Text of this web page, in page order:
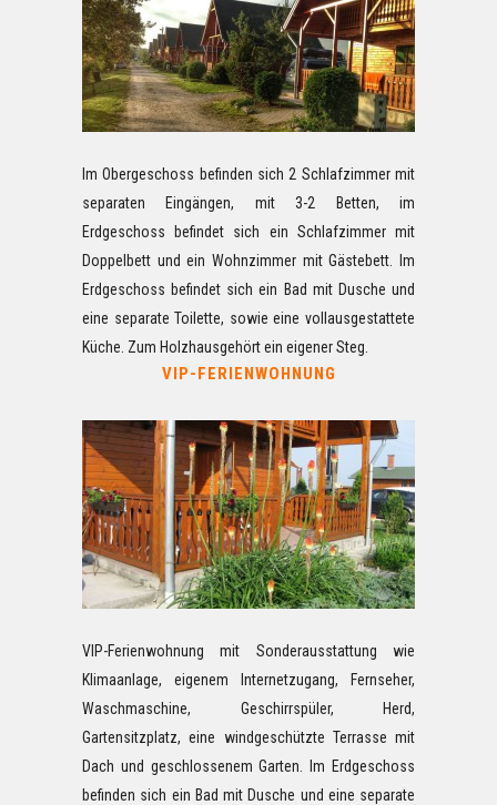
Im Obergeschoss befinden sich 2 Schlafzimmer mit
separaten Eingängen, mit 3-2 Betten, im
Erdgeschoss befindet sich ein Schlafzimmer mit
Doppelbett und ein Wohnzimmer mit Gästebett. Im
Erdgeschoss befindet sich ein Bad mit Dusche und
eine separate Toilette, sowie eine vollausgestattete
Küche. Zum Holzhausgehört ein eigener Steg.
VIP-FERIENWOHNUNG
VIP-Ferienwohnung mit Sonderausstattung wie
Klimaanlage, eigenem Internetzugang, Fernseher,
Waschmaschine, Geschirrspüler, Herd,
Gartensitzplatz, eine windgeschützte Terrasse mit
Dach und geschlossenem Garten. Im Erdgeschoss
befinden sich ein Bad mit Dusche und eine separate